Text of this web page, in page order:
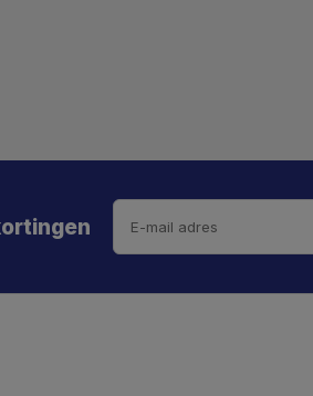
Je hebt de weg vrij gemaaid naar €5
De kortingscode is onderweg naar je